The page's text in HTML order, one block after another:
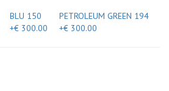
BLU 150
+€ 300.00
PETROLEUM GREEN 194
+€ 300.00